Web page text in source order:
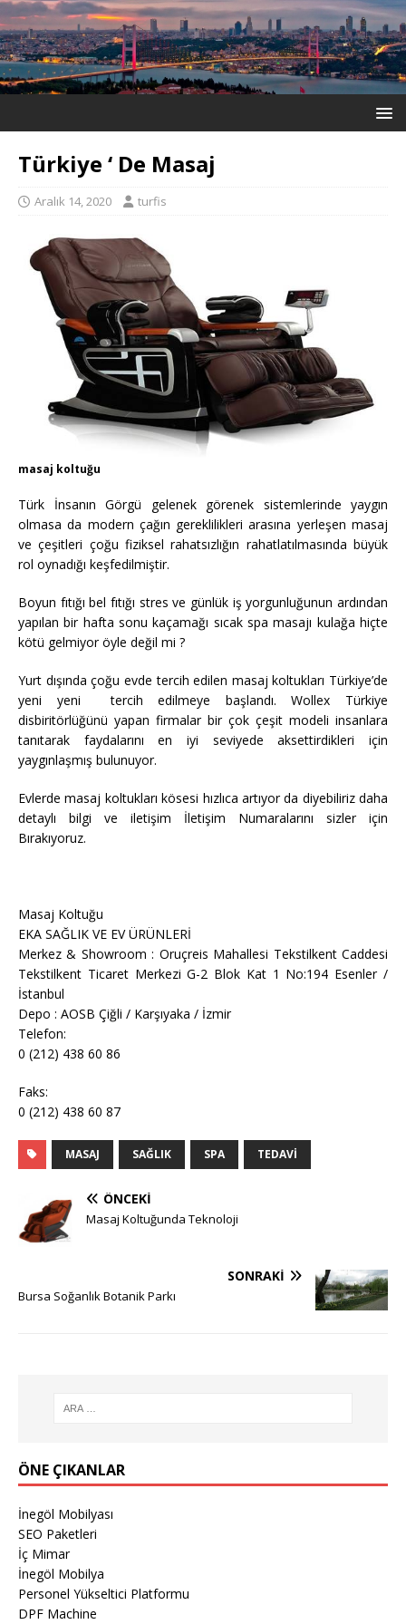
Türkiye ‘ De Masaj
Aralık 14, 2020 turfis
masaj koltuğu
Türk İnsanın Görgü gelenek görenek sistemlerinde yaygın
olmasa da modern çağın gereklilikleri arasına yerleşen masaj
ve çeşitleri çoğu fiziksel rahatsızlığın rahatlatılmasında büyük
rol oynadığı keşfedilmiştir.
Boyun fıtığı bel fıtığı stres ve günlük iş yorgunluğunun ardından
yapılan bir hafta sonu kaçamağı sıcak spa masajı kulağa hiçte
kötü gelmiyor öyle değil mi ?
Yurt dışında çoğu evde tercih edilen masaj koltukları Türkiye’de
yeni yeni tercih edilmeye başlandı. Wollex Türkiye
disbiritörlüğünü yapan firmalar bir çok çeşit modeli insanlara
tanıtarak faydalarını en iyi seviyede aksettirdikleri için
yaygınlaşmış bulunuyor.
Evlerde masaj koltukları kösesi hızlıca artıyor da diyebiliriz daha
detaylı bilgi ve iletişim İletişim Numaralarını sizler için
Bırakıyoruz.
Masaj Koltuğu
EKA SAĞLIK VE EV ÜRÜNLERİ
Merkez & Showroom : Oruçreis Mahallesi Tekstilkent Caddesi
Tekstilkent Ticaret Merkezi G-2 Blok Kat 1 No:194 Esenler /
İstanbul
Depo : AOSB Çiğli / Karşıyaka / İzmir
Telefon:
0 (212) 438 60 86
Faks:
0 (212) 438 60 87
MASAJ SAĞLIK SPA TEDAVI
ÖNCEKI
Masaj Koltuğunda Teknoloji
SONRAKI
Bursa Soğanlık Botanik Parkı
ÖNE ÇIKANLAR
İnegöl Mobilyası
SEO Paketleri
İç Mimar
İnegöl Mobilya
Personel Yükseltici Platformu
DPF Machine